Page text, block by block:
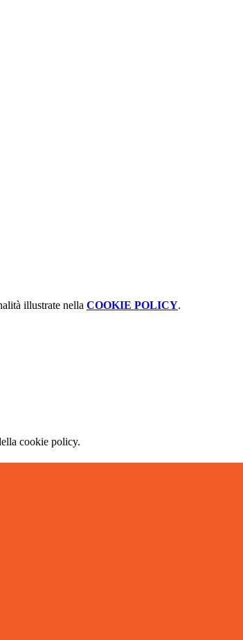
illustrate nella COOKIE POLICY.
cookie policy.